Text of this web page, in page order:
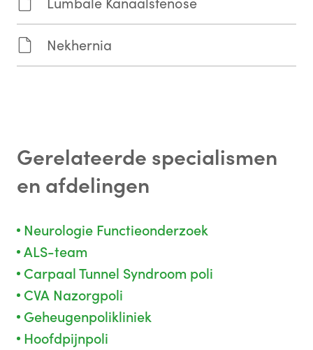
Nekhernia
Gerelateerde specialismen
en afdelingen
Neurologie Functieonderzoek
ALS-team
Carpaal Tunnel Syndroom poli
CVA Nazorgpoli
Geheugenpolikliniek
Hoofdpijnpoli